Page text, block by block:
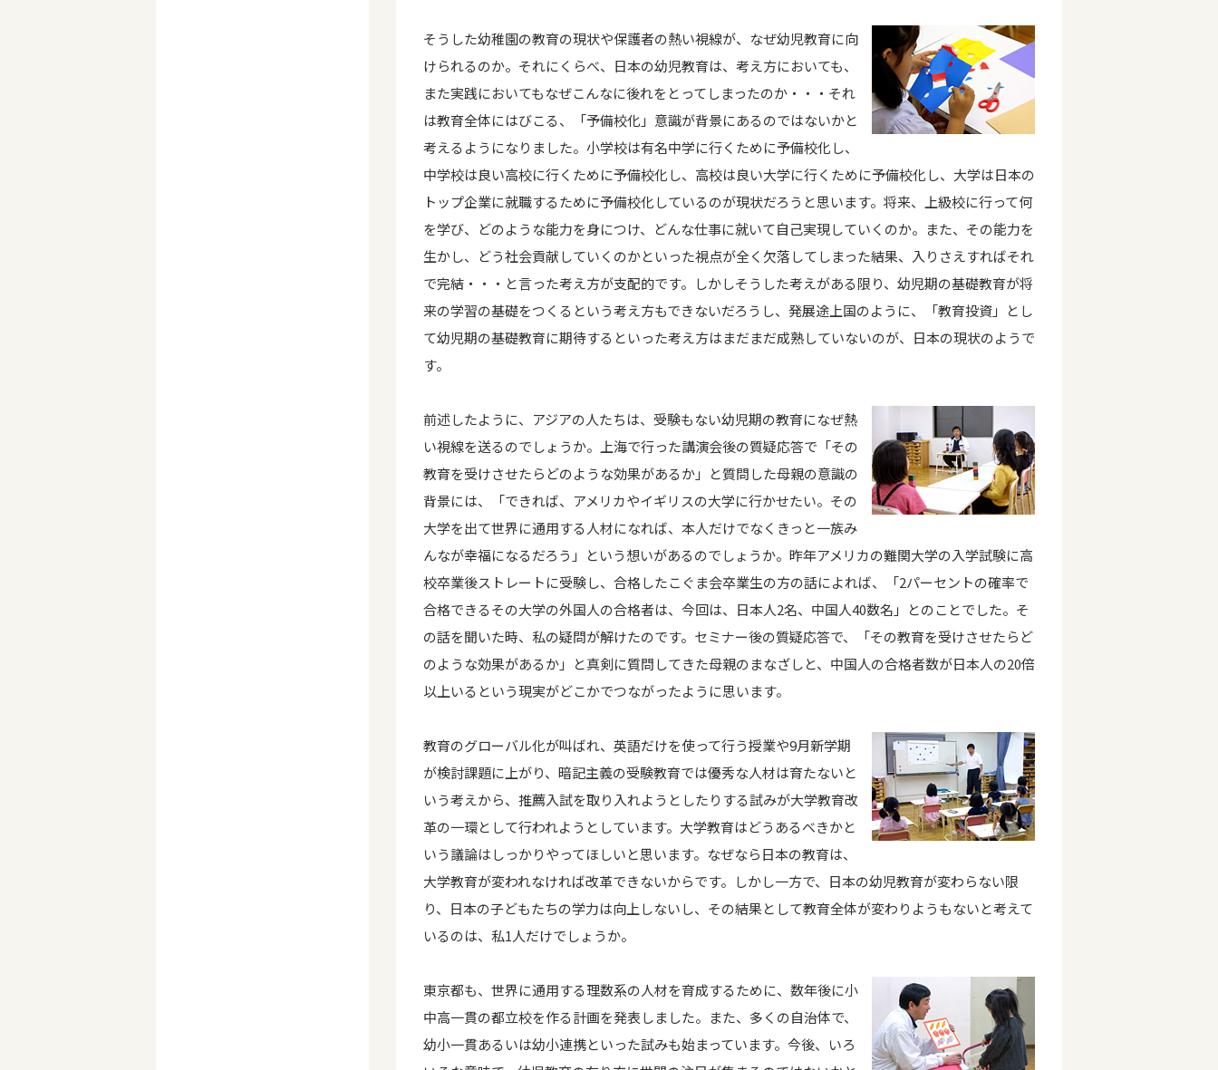
そうした幼稚園の教育の現状や保護者の熱い視線が、なぜ幼児教育に向
けられるのか。それにくらべ、日本の幼児教育は、考え方においても、
また実践においてもなぜこんなに後れをとってしまったのか・・・それ
は教育全体にはびこる、「予備校化」意識が背景にあるのではないかと
考えるようになりました。小学校は有名中学に行くために予備校化し、
中学校は良い高校に行くために予備校化し、高校は良い大学に行くために予備校化し、大学は日本の
トップ企業に就職するために予備校化しているのが現状だろうと思います。将来、上級校に行って何
を学び、どのような能力を身につけ、どんな仕事に就いて自己実現していくのか。また、その能力を
生かし、どう社会貢献していくのかといった視点が全く欠落してしまった結果、入りさえすればそれ
で完結・・・と言った考え方が支配的です。しかしそうした考えがある限り、幼児期の基礎教育が将
来の学習の基礎をつくるという考え方もできないだろうし、発展途上国のように、「教育投資」とし
て幼児期の基礎教育に期待するといった考え方はまだまだ成熟していないのが、日本の現状のようで
す。
前述したように、アジアの人たちは、受験もない幼児期の教育になぜ熱
い視線を送るのでしょうか。上海で行った講演会後の質疑応答で「その
教育を受けさせたらどのような効果があるか」と質問した母親の意識の
背景には、「できれば、アメリカやイギリスの大学に行かせたい。その
大学を出て世界に通用する人材になれば、本人だけでなくきっと一族み
んなが幸福になるだろう」という想いがあるのでしょうか。昨年アメリカの難関大学の入学試験に高
校卒業後ストレートに受験し、合格したこぐま会卒業生の方の話によれば、「2パーセントの確率で
合格できるその大学の外国人の合格者は、今回は、日本人2名、中国人40数名」とのことでした。そ
の話を聞いた時、私の疑問が解けたのです。セミナー後の質疑応答で、「その教育を受けさせたらど
のような効果があるか」と真剣に質問してきた母親のまなざしと、中国人の合格者数が日本人の20倍
以上いるという現実がどこかでつながったように思います。
教育のグローバル化が叫ばれ、英語だけを使って行う授業や9月新学期
が検討課題に上がり、暗記主義の受験教育では優秀な人材は育たないと
いう考えから、推薦入試を取り入れようとしたりする試みが大学教育改
革の一環として行われようとしています。大学教育はどうあるべきかと
いう議論はしっかりやってほしいと思います。なぜなら日本の教育は、
大学教育が変われなければ改革できないからです。しかし一方で、日本の幼児教育が変わらない限
り、日本の子どもたちの学力は向上しないし、その結果として教育全体が変わりようもないと考えて
いるのは、私1人だけでしょうか。
東京都も、世界に通用する理数系の人材を育成するために、数年後に小
中高一貫の都立校を作る計画を発表しました。また、多くの自治体で、
幼小一貫あるいは幼小連携といった試みも始まっています。今後、いろ